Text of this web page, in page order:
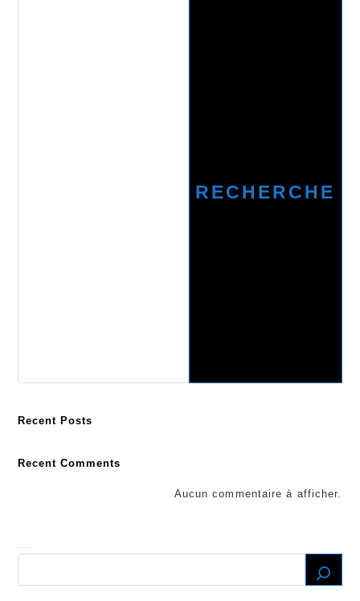
RECHERCHE
Recent Posts
Recent Comments
Aucun commentaire à afficher.